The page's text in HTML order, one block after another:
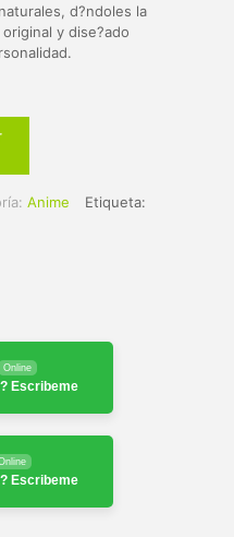
d?ndoles la
y dise?ado
Anime Etiqueta:
Online
Escribeme
Escribeme